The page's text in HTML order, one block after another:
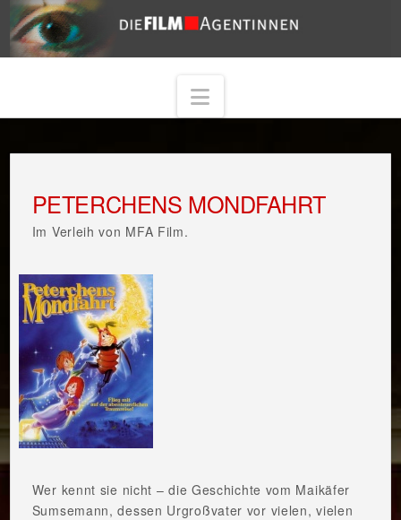
Navigation
PETERCHENS MONDFAHRT
Im Verleih von MFA Film.
Wer kennt sie nicht – die Geschichte vom Maikäfer
Sumsemann, dessen Urgroßvater vor vielen, vielen